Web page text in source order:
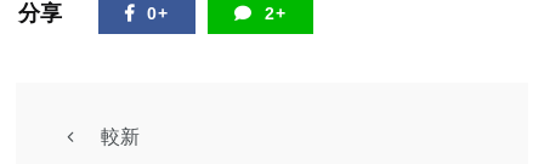
分享 0+ 2+
較新